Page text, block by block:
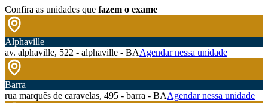
Confira as unidades que fazem o exame
Alphaville
av. alphaville, 522 - alphaville - BAAgendar nessa unidade
Barra
rua marquês de caravelas, 495 - barra - BAAgendar nessa unidade